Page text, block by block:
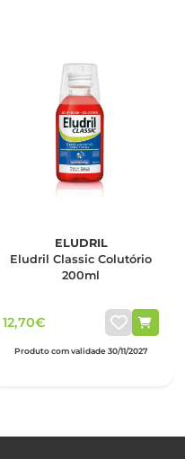
ELUDRIL
Eludril Classic Colutório
200ml
12,70€
Produto com validade 30/11/2027